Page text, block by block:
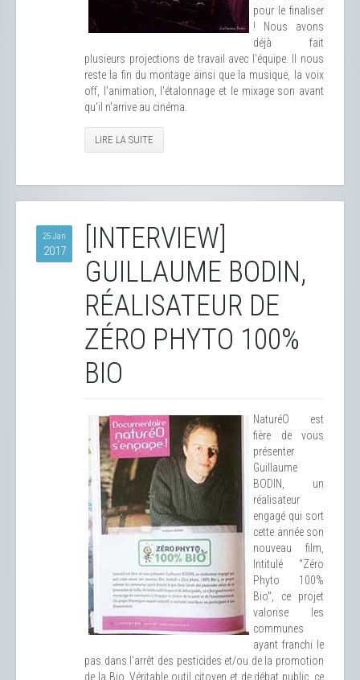
pour le finaliser
! Nous avons
déjà fait
plusieurs projections de travail avec l'équipe. Il nous
reste la fin du montage ainsi que la musique, la voix
off, l'animation, l'étalonnage et le mixage son avant
qu'il n'arrive au cinéma.
LIRE LA SUITE
25 Jan
2017
[INTERVIEW]
GUILLAUME BODIN,
RÉALISATEUR DE
ZÉRO PHYTO 100%
BIO
NaturéO est
fière de vous
présenter
Guillaume
BODIN, un
réalisateur
engagé qui sort
cette année son
nouveau film,
Intitulé "Zéro
Phyto 100%
Bio", ce projet
valorise les
communes
ayant franchi le
pas dans l'arrêt des pesticides et/ou de la promotion
de la Bio. Véritable outil citoyen et de débat public, ce